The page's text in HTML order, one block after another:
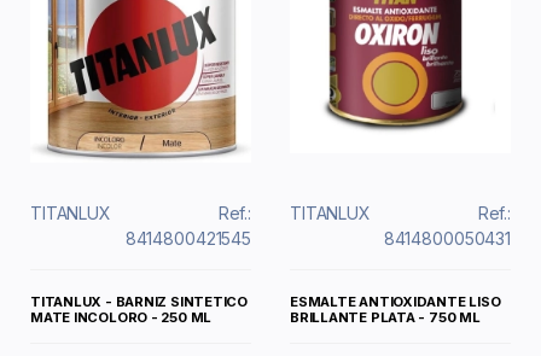
TITANLUX
Ref.:
8414800421545
TITANLUX - BARNIZ SINTETICO
MATE INCOLORO - 250 ML
TITANLUX
Ref.:
8414800050431
ESMALTE ANTIOXIDANTE LISO
BRILLANTE PLATA - 750 ML